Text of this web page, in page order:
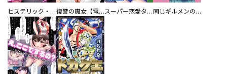
ヒステリック・ハーレム～搾られる男と堕ちる女～【電子単行本版】 復讐の魔女【電子単行本版】 スーパー恋愛タイム！～現場でドＳな彼女は自宅でデレる～ 同じギルメンの声が好き